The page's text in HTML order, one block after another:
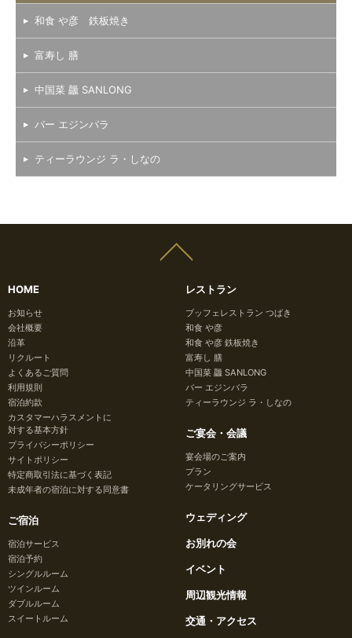
和食 や彦 鉄板焼き
富寿し 膳
中国菜 龘 SANLONG
バー エジンバラ
ティーラウンジ ラ・しなの
HOME
お知らせ
会社概要
沿革
リクルート
よくあるご質問
利用規則
宿泊約款
カスタマーハラスメントに
対する基本方針
プライバシーポリシー
サイトポリシー
特定商取引法に基づく表記
未成年者の宿泊に対する同意書
ご宿泊
宿泊サービス
宿泊予約
シングルルーム
ツインルーム
ダブルルーム
スイートルーム
レストラン
ブッフェレストラン つばき
和食 や彦
和食 や彦 鉄板焼き
富寿し 膳
中国菜 龘 SANLONG
バー エジンバラ
ティーラウンジ ラ・しなの
ご宴会・会議
宴会場のご案内
プラン
ケータリングサービス
ウェディング
お別れの会
イベント
周辺観光情報
交通・アクセス